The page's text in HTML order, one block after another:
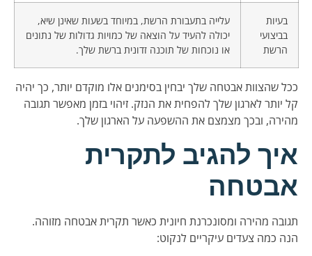
בעיות
בביצועי
הרשת
עלייה בתעבורת הרשת, במיוחד בשעות שאינן שיא,
יכולה להעיד על הוצאה של כמויות גדולות של נתונים
או נוכחות של תוכנה זדונית ברשת שלך.
ככל שהצוות אבטחה שלך יבחין בסימנים אלו מוקדם יותר, כך יהיה
קל יותר לארגון שלך להפחית את הנזק. זיהוי בזמן מאפשר תגובה
מהירה, ובכך מצמצם את ההשפעה על הארגון שלך.
איך להגיב לתקרית
אבטחה
תגובה מהירה ומסונכרנת חיונית כאשר תקרית אבטחה מזוהה.
הנה כמה צעדים עיקריים לנקוט: